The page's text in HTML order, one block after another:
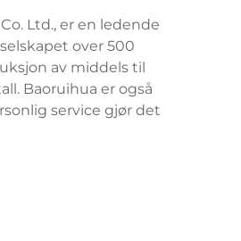
Ltd., er en ledende
over 500
av middels til
Baoruihua er også
service gjør det